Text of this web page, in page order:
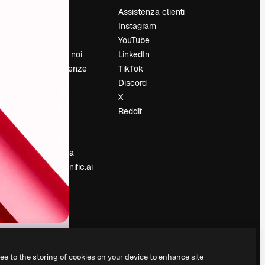
Lavora con noi
Cerca tendenze
contenuti
Sala stampa
Cerchi magnific.ai
Assistenza clienti
Instagram
YouTube
LinkedIn
TikTok
Discord
X
Reddit
to the storing of cookies on your device to enhance site